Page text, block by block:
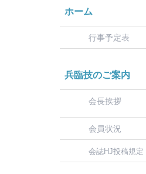
ホーム
行事予定表
兵臨技のご案内
会長挨拶
会員状況
会誌HJ投稿規定